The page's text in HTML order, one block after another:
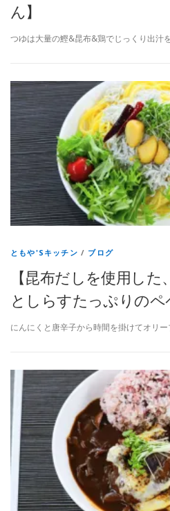
ん】
つゆは大量の鰹&昆布&鶏でじっくり出汁
ともや'Sキッチン / ブログ
【昆布だしを使用した
としらすたっぷりのペ
にんにくと唐辛子から時間を掛けてオリ